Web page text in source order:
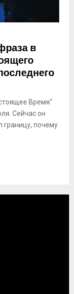
в
Время"
Сейчас он
границу, почему